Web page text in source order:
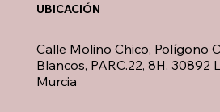
Calle Molino Chico, Polígono
Blancos, PARC.22, 8H, 30892
Murcia
UBICACIÓN